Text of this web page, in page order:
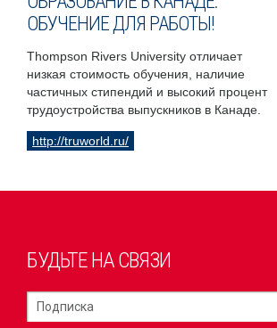
ОБУЧЕНИЕ ДЛЯ РАБОТЫ!
Thompson Rivers University отличает
низкая стоимость обучения, наличие
частичных стипендий и высокий процент
трудоустройства выпускников в Канаде.
http://truworld.ru/
БУДЬТЕ НА СВЯЗИ